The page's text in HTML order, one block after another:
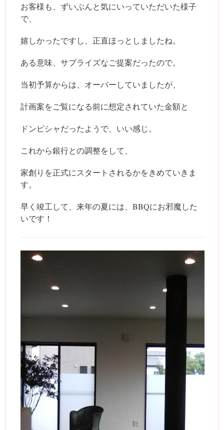
お客様も、ずいぶんと気にいっていただいた様子
で、
嬉しかったですし、正直ほっとしましたね。
ある意味、サプライズなご提案だったので。
当初予算からは、オーバーしていましたが、
計画案をご覧になる前に想定されていた金額と
ドンピシャだったようで、いい感じ。
これから銀行との調整をして、
家創りを正式にスタートされるかをきめていきま
す。
早く竣工して、来年の夏には、BBQにお邪魔した
いです！